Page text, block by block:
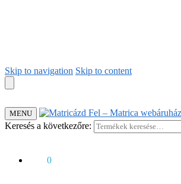
Skip to navigation Skip to content
MENU
Keresés a következőre:
0